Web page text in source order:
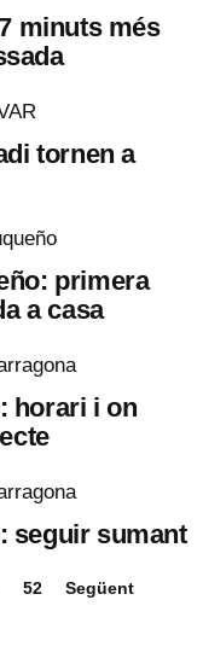
minuts més
tornen a
primera
a casa
horari i on
seguir sumant
52 Següent